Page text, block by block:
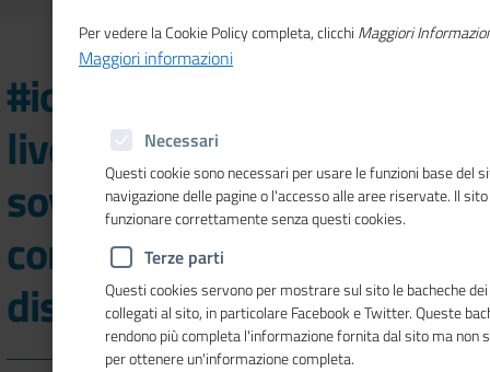
#iopensopositivo, ottavo
live show su "Il
sovraindebitamento:
conoscere per evitare
disavventure"
Per vedere la Cookie Policy completa, clicchi Maggiori
Maggiori informazioni
Necessari
Questi cookie sono necessari per usare le funzioni base del
navigazione delle pagine o l'accesso alle aree riservate. Il
funzionare correttamente senza questi cookies.
Terze parti
Questi cookies servono per mostrare sul sito le bacheche
collegati al sito, in particolare Facebook e Twitter. Queste
rendono più completa l'informazione fornita dal sito ma non
per ottenere un'informazione completa.